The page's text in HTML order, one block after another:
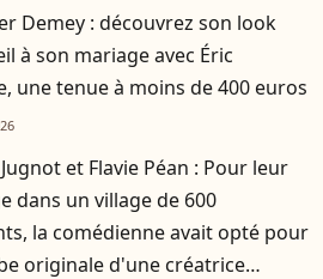
Demey : découvrez son look
à son mariage avec Éric
une tenue à moins de 400 euros
et Flavie Péan : Pour leur
dans un village de 600
la comédienne avait opté pour
originale d'une créatrice